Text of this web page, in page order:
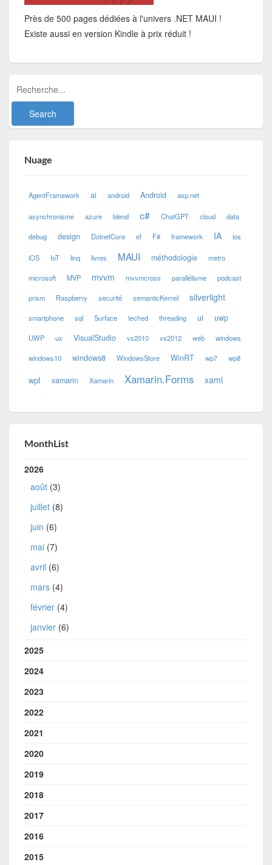
Près de 500 pages dédiées à l'univers .NET MAUI !
Existe aussi en version Kindle à prix réduit !
Nuage
AgentFramework ai android Android asp.net
asynchronisme azure blend c# ChatGPT cloud data
debug design DotnetCore ef F# framework IA ios
iOS IoT linq livres MAUI méthodologie metro
microsoft MVP mvvm mvvmcross parallélisme podcast
prism Raspberry securité semanticKernel silverlight
smartphone sql Surface teched threading ui uwp
UWP ux VisualStudio vs2010 vs2012 web windows
windows10 windows8 WindowsStore WinRT wp7 wp8
wpf xamarin Xamarin Xamarin.Forms xaml
MonthList
2026
août (3)
juillet (8)
juin (6)
mai (7)
avril (6)
mars (4)
février (4)
janvier (6)
2025
2024
2023
2022
2021
2020
2019
2018
2017
2016
2015